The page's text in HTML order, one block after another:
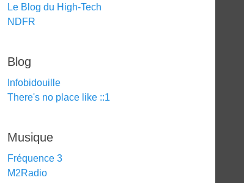
Le Blog du High-Tech
NDFR
Blog
Infobidouille
There's no place like ::1
Musique
Fréquence 3
M2Radio